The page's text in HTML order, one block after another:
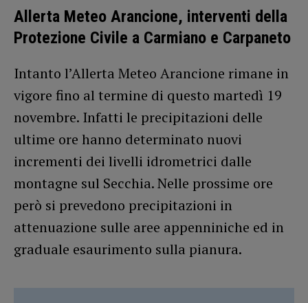
Allerta Meteo Arancione, interventi della
Protezione Civile a Carmiano e Carpaneto
Intanto l’Allerta Meteo Arancione rimane in
vigore fino al termine di questo martedì 19
novembre. Infatti le precipitazioni delle
ultime ore hanno determinato nuovi
incrementi dei livelli idrometrici dalle
montagne sul Secchia. Nelle prossime ore
però si prevedono precipitazioni in
attenuazione sulle aree appenniniche ed in
graduale esaurimento sulla pianura.